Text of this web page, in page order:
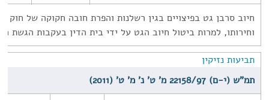
חיוב סרבן גט בפיצויים בגין רשלנות והפרת חובה חקוקה של חוק
וחירותו, למרות ביטול חיוב הגט על ידי בית הדין בעקבות הגשת
תביעות נזיקין
תמ"ש (י-ם) 22158/97 מ' ט' נ' מ' ט' (2011)